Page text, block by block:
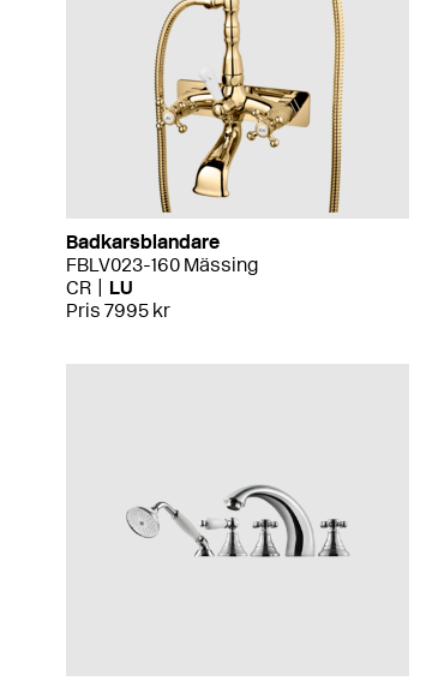
Badkarsblandare
FBLV023-160 Mässing
CR
LU
Pris 7995 kr